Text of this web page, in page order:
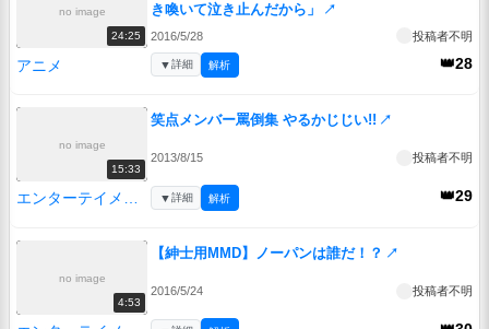
no image
24:25
き喚いて泣き止んだから」
↗
2016/5/28 投稿者不明
アニメ 👑28
▼詳細 解析
no image
15:33
笑点メンバー罵倒集 やるかじじい!! ↗
2013/8/15 投稿者不明
エンターテイメント 👑29
▼詳細 解析
no image
4:53
【紳士用MMD】ノーパンは誰だ！？ ↗
2016/5/24 投稿者不明